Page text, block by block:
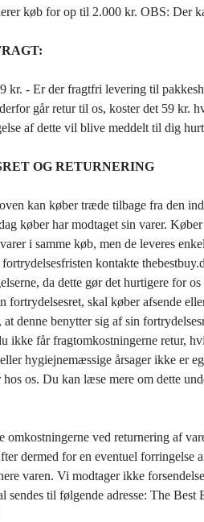
køb for op til 2.000 kr. OBS: Der
kr. - Er der fragtfri levering til
går retur til os, koster det 59 kr.
af dette vil blive meddelt til dig
OG RETURNERING
kan køber træde tilbage fra den
køber har modtaget sin varer.
i samme køb, men de leveres
kontakte
da dette gør det hurtigere for
fortrydelsesret, skal køber afsende
at denne benytter sig af sin
ikke får fragtomkostningerne retur,
hygiejnemæssige årsager ikke er
os. Du kan læse mere om dette
omkostningerne ved returnering af
dermed for en eventuel
varen. Vi modtager ikke
sendes til følgende adresse: The